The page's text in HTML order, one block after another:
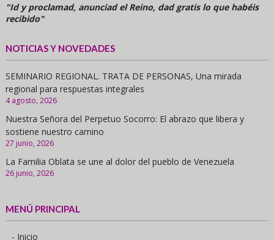
"Id y proclamad, anunciad el Reino, dad gratis lo que habéis
recibido"
NOTICIAS Y NOVEDADES
SEMINARIO REGIONAL. TRATA DE PERSONAS, Una mirada
regional para respuestas integrales
4 agosto, 2026
Nuestra Señora del Perpetuo Socorro: El abrazo que libera y
sostiene nuestro camino
27 junio, 2026
La Familia Oblata se une al dolor del pueblo de Venezuela
26 junio, 2026
MENÚ PRINCIPAL
- Inicio